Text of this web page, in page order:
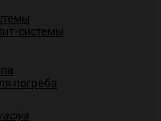
системы
погреба